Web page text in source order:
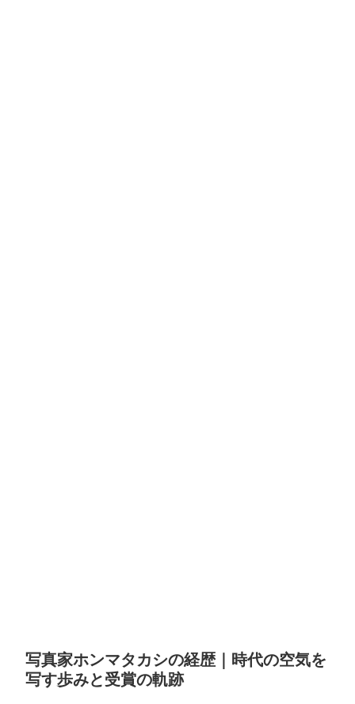
写真家ホンマタカシの経歴｜時代の空気を
写す歩みと受賞の軌跡